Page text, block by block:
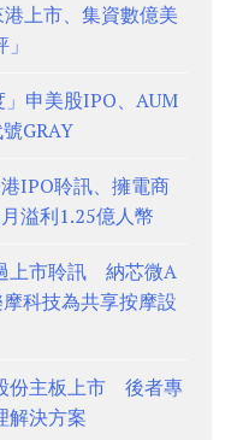
上市、集資數億美
申美股IPO、AUM
GRAY
IPO聆訊、擁電商
溢利1.25億人幣
上市聆訊 納芯微A
科技為共享按摩設
份主板上市 後者專
解決方案